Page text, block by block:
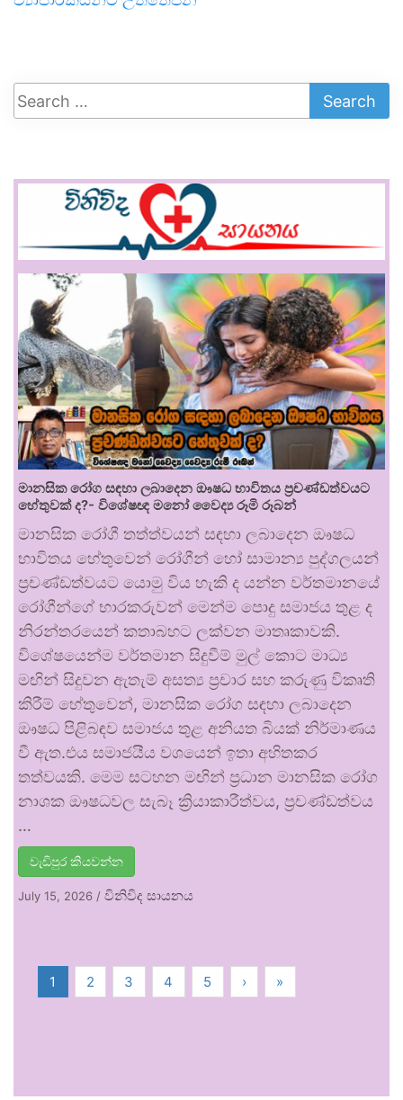
මානසික රෝග සඳහා ලබාදෙන ඖෂධ භාවිතය ප්‍රචණ්ඩත්වයට
හේතුවක් ද?- විශේෂඥ මනෝ වෛද්‍ය රූමි රූබන්
මානසික රෝගී තත්ත්වයන් සඳහා ලබාදෙන ඖෂධ
භාවිතය හේතුවෙන් රෝගීන් හෝ සාමාන්‍ය පුද්ගලයන්
ප්‍රචණ්ඩත්වයට යොමු විය හැකි ද යන්න වර්තමානයේ
රෝගීන්ගේ භාරකරුවන් මෙන්ම පොදු සමාජය තුළ ද
නිරන්තරයෙන් කතාබහට ලක්වන මාතෘකාවකි.
විශේෂයෙන්ම වර්තමාන සිදුවීම් මුල් කොට මාධ්‍ය
මඟින් සිදුවන ඇතැම් අසත්‍ය ප්‍රචාර සහ කරුණු විකෘති
කිරීම් හේතුවෙන්, මානසික රෝග සඳහා ලබාදෙන
ඖෂධ පිළිබඳව සමාජය තුළ අනියත බියක් නිර්මාණය
වී ඇත.එය සමාජයීය වශයෙන් ඉතා අහිතකර
තත්වයකි. මෙම සටහන මඟින් ප්‍රධාන මානසික රෝග
නාශක ඖෂධවල සැබෑ ක්‍රියාකාරීත්වය, ප්‍රචණ්ඩත්වය
…
වැඩිපුර කියවන්න
July 15, 2026 / විනිවිද සායනය
1 2 3 4 5 › »